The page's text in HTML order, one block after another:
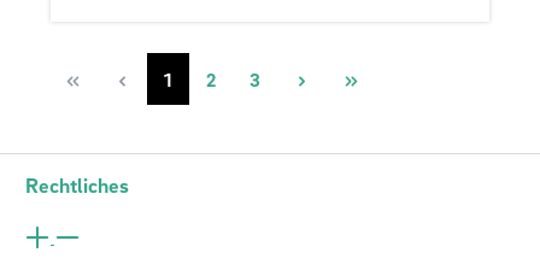
Seite
1 Seite
2 Seite
3
Rechtliches